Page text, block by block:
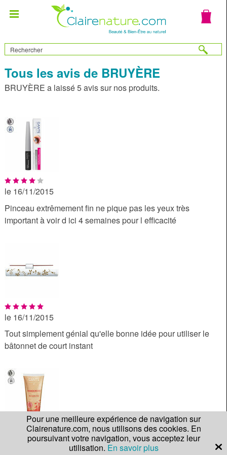
Tous les avis de BRUYÈRE
BRUYÈRE a laissé 5 avis sur nos produits.
le 16/11/2015
Pinceau extrêmement fin ne pique pas les yeux très
important à voir d ici 4 semaines pour l efficacité
le 16/11/2015
Tout simplement génial qu'elle bonne idée pour utiliser le
bâtonnet de court instant
le 16/11/2015
Pour une meilleure expérience de navigation sur
Clairenature.com, nous utilisons des cookies. En
poursuivant votre navigation, vous acceptez leur
utilisation. En savoir plus